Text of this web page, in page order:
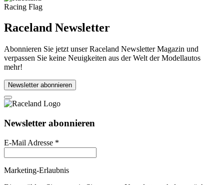
Raceland Newsletter
Abonnieren Sie jetzt unser Raceland Newsletter Magazin und
verpassen Sie keine Neuigkeiten aus der Welt der Modellautos
mehr!
Newsletter abonnieren
Newsletter abonnieren
E-Mail Adresse *
Marketing-Erlaubnis